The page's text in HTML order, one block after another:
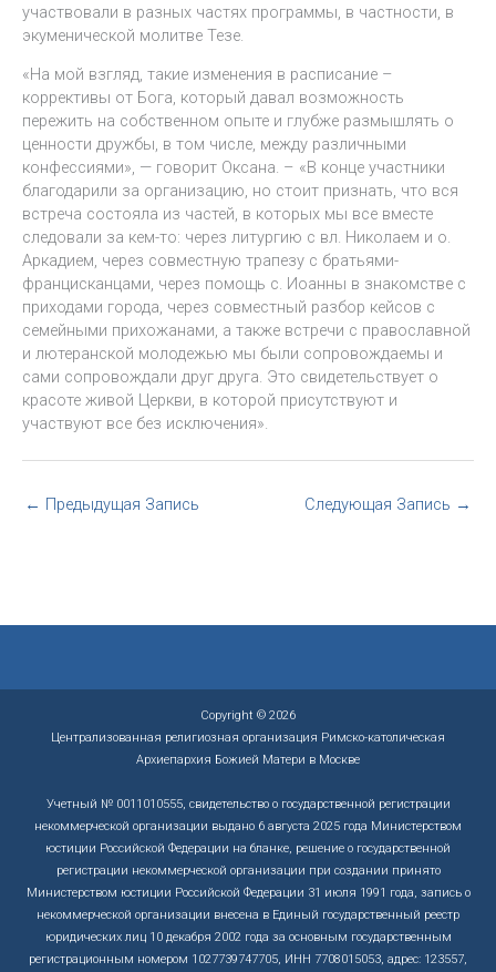
участвовали в разных частях программы, в частности, в
экуменической молитве Тезе.
«На мой взгляд, такие изменения в расписание –
коррективы от Бога, который давал возможность
пережить на собственном опыте и глубже размышлять о
ценности дружбы, в том числе, между различными
конфессиями», — говорит Оксана. – «В конце участники
благодарили за организацию, но стоит признать, что вся
встреча состояла из частей, в которых мы все вместе
следовали за кем-то: через литургию с вл. Николаем и о.
Аркадием, через совместную трапезу с братьями-
францисканцами, через помощь с. Иоанны в знакомстве с
приходами города, через совместный разбор кейсов с
семейными прихожанами, а также встречи с православной
и лютеранской молодежью мы были сопровождаемы и
сами сопровождали друг друга. Это свидетельствует о
красоте живой Церкви, в которой присутствуют и
участвуют все без исключения».
← Предыдущая Запись Следующая Запись →
Copyright © 2026
Централизованная религиозная организация Римско-католическая
Архиепархия Божией Матери в Москве
Учетный № 0011010555, свидетельство о государственной регистрации
некоммерческой организации выдано 6 августа 2025 года Министерством
юстиции Российской Федерации на бланке, решение о государственной
регистрации некоммерческой организации при создании принято
Министерством юстиции Российской Федерации 31 июля 1991 года, запись о
некоммерческой организации внесена в Единый государственный реестр
юридических лиц 10 декабря 2002 года за основным государственным
регистрационным номером 1027739747705, ИНН 7708015053, адрес: 123557,